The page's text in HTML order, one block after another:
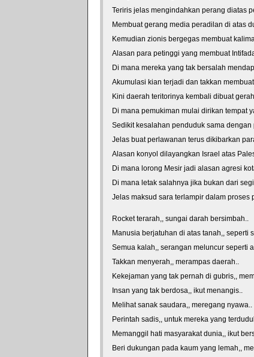
Teriris jelas mengindahkan perang diatas
Membuat gerang media peradilan di atas
Kemudian zionis bergegas membuat
Alasan para petinggi yang membuat
Di mana mereka yang tak bersalah
Akumulasi kian terjadi dan takkan membuat
Kini daerah teritorinya kembali dibuat gerah..
Di mana pemukiman mulai dirikan tempat
Sedikit kesalahan penduduk sama dengan
Jelas buat perlawanan terus dikibarkan
Alasan konyol dilayangkan Israel atas
Di mana lorong Mesir jadi alasan agresi
Di mana letak salahnya jika bukan dari segi
Jelas maksud sara terlampir dalam proses
Rocket terarah,, sungai darah bersimbah..
Manusia berjatuhan di atas tanah,, seperti
Semua kalah,, serangan meluncur seperti
Takkan menyerah,, merampas daerah..
Kekejaman yang tak pernah di gubris,,
Insan yang tak berdosa,, ikut menangis..
Melihat sanak saudara,, meregang nyawa..
Perintah sadis,, untuk mereka yang
Memanggil hati masyarakat dunia,, ikut
Beri dukungan pada kaum yang lemah,,